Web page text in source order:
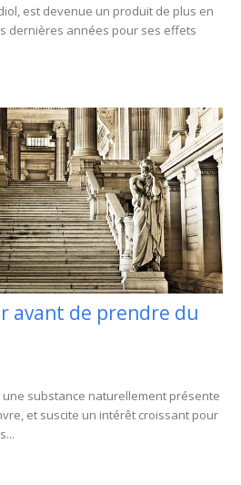
est devenue un produit de plus en
dernières années pour ses effets
avant de prendre du
une substance naturellement présente
et suscite un intérêt croissant pour